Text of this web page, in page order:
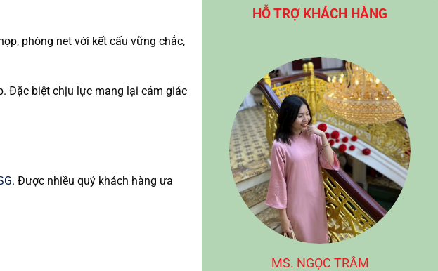
phòng net với kết cấu vững chắc,
Đặc biệt chịu lực mang lại cảm giác
. Được nhiều quý khách hàng ưa
HỖ TRỢ KHÁCH HÀNG
MS. NGỌC TRÂM